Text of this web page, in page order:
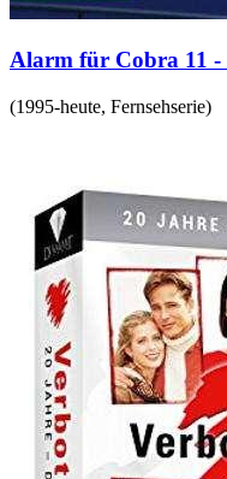
Alarm für Cobra 11 -
(1995-heute, Fernsehserie)